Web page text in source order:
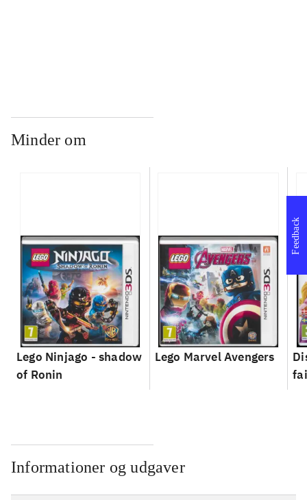
Minder om
Lego Ninjago - shadow
of Ronin
Lego Marvel Avengers
Informationer og udgaver
Feedback